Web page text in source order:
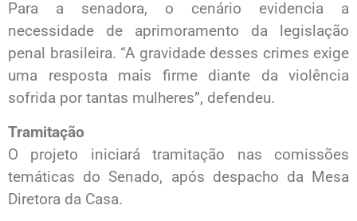
Para a senadora, o cenário evidencia a
necessidade de aprimoramento da legislação
penal brasileira. “A gravidade desses crimes exige
uma resposta mais firme diante da violência
sofrida por tantas mulheres”, defendeu.
Tramitação
O projeto iniciará tramitação nas comissões
temáticas do Senado, após despacho da Mesa
Diretora da Casa.